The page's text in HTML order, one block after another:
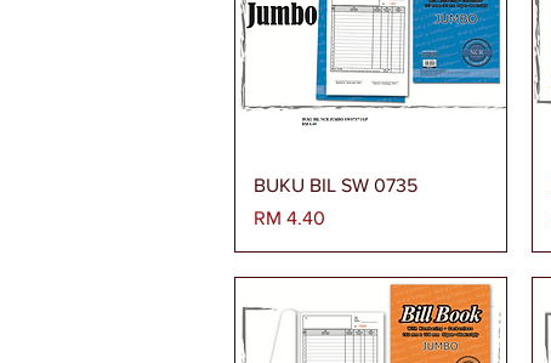
Paparan Segera
BUKU BIL SW 0735
Harga
RM 4.40